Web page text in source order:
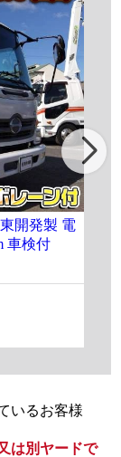
開発製 電
車検付
いるお客様
は別ヤードで